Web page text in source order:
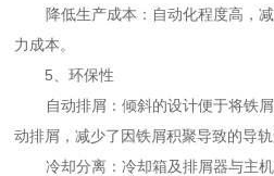
降低生产成本：自动化程度高，减
力成本。
5、环保性
自动排屑：倾斜的设计便于将铁屑
动排屑，减少了因铁屑积聚导致的导轨
冷却分离：冷却箱及排屑器与主机